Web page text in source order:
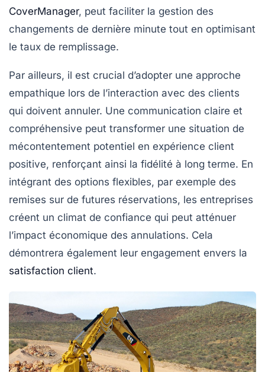
CoverManager, peut faciliter la gestion des
changements de dernière minute tout en optimisant
le taux de remplissage.
Par ailleurs, il est crucial d’adopter une approche
empathique lors de l’interaction avec des clients
qui doivent annuler. Une communication claire et
compréhensive peut transformer une situation de
mécontentement potentiel en expérience client
positive, renforçant ainsi la fidélité à long terme. En
intégrant des options flexibles, par exemple des
remises sur de futures réservations, les entreprises
créent un climat de confiance qui peut atténuer
l’impact économique des annulations. Cela
démontrera également leur engagement envers la
satisfaction client.